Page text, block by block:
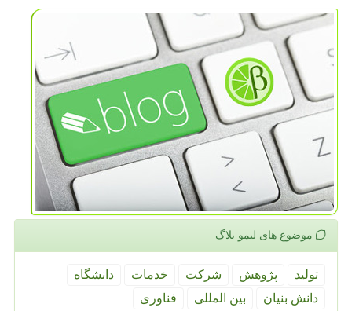
موضوع های لیمو بلاگ
تولید پژوهش شركت خدمات
دانشگاه
دانش بنیان
بین المللی فناوری